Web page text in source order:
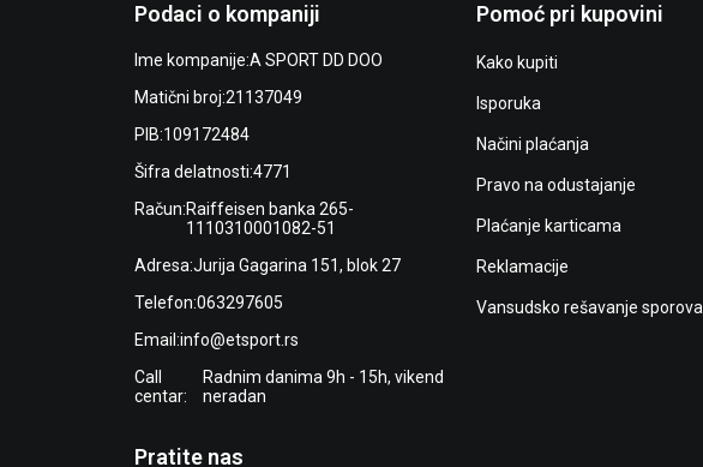
Podaci o kompaniji
Ime kompanije:A SPORT DD DOO
Matični broj:21137049
PIB:109172484
Šifra delatnosti:4771
Račun:Raiffeisen banka 265-
1110310001082-51
Adresa:Jurija Gagarina 151, blok 27
Telefon:063297605
Email:info@etsport.rs
Call
centar:
Radnim danima 9h - 15h, vikend
neradan
Pomoć pri kupovini
Kako kupiti
Isporuka
Načini plaćanja
Pravo na odustajanje
Plaćanje karticama
Reklamacije
Vansudsko rešavanje sporova
Pratite nas